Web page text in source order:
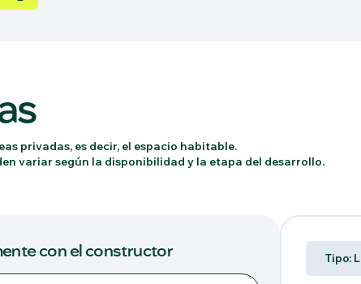
privadas, es decir, el espacio habitable.
variar según la disponibilidad y la etapa del desarrollo.
Tipo: L
con el constructor